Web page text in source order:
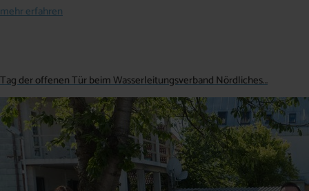
mehr erfahren
Tag der offenen Tür beim Wasserleitungsverband Nördliches…